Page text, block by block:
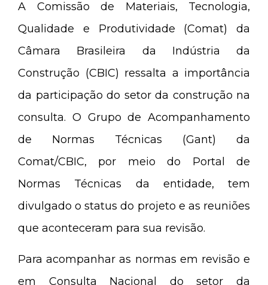
A Comissão de Materiais, Tecnologia,
Qualidade e Produtividade (Comat) da
Câmara Brasileira da Indústria da
Construção (CBIC) ressalta a importância
da participação do setor da construção na
consulta. O Grupo de Acompanhamento
de Normas Técnicas (Gant) da
Comat/CBIC, por meio do Portal de
Normas Técnicas da entidade, tem
divulgado o status do projeto e as reuniões
que aconteceram para sua revisão.
Para acompanhar as normas em revisão e
em Consulta Nacional do setor da